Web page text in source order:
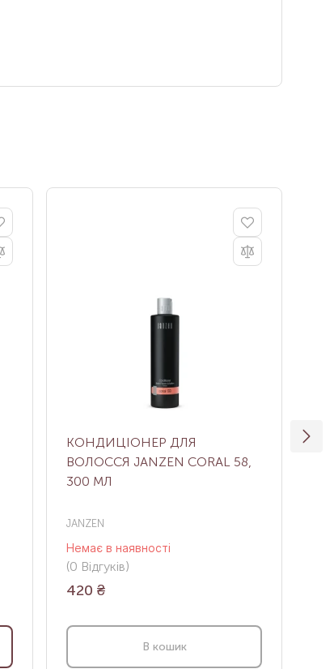
КОНДИЦІОНЕР ДЛЯ
ВОЛОССЯ JANZEN CORAL 58,
300 МЛ
JANZEN
Немає в наявності
(0 Відгуків)
420 ₴
В кошик